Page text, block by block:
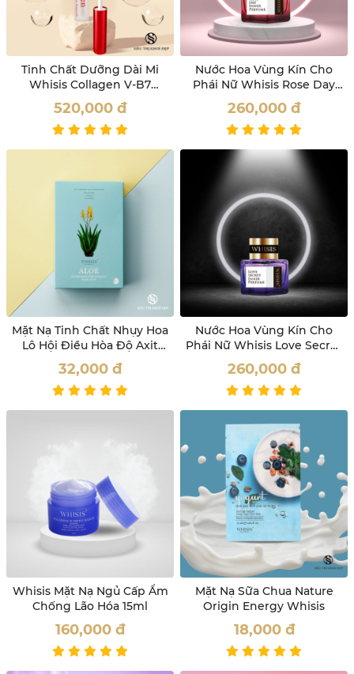
Tinh Chất Dưỡng Dài Mi
Whisis Collagen V-B7
Eyelash Volume Ampoule
520,000 đ
Nước Hoa Vùng Kín Cho
Phái Nữ Whisis Rose Day
Inner Perfume
260,000 đ
Mặt Nạ Tinh Chất Nhụy Hoa
Lô Hội Điều Hòa Độ Axit
Của Da Whisis
32,000 đ
Nước Hoa Vùng Kín Cho
Phái Nữ Whisis Love Secret
Inner Perfume
260,000 đ
Whisis Mặt Nạ Ngủ Cấp Ẩm
Chống Lão Hóa 15ml
160,000 đ
Mặt Nạ Sữa Chua Nature
Origin Energy Whisis
18,000 đ